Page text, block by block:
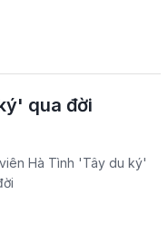
qua đời
Hà Tình 'Tây du ký'